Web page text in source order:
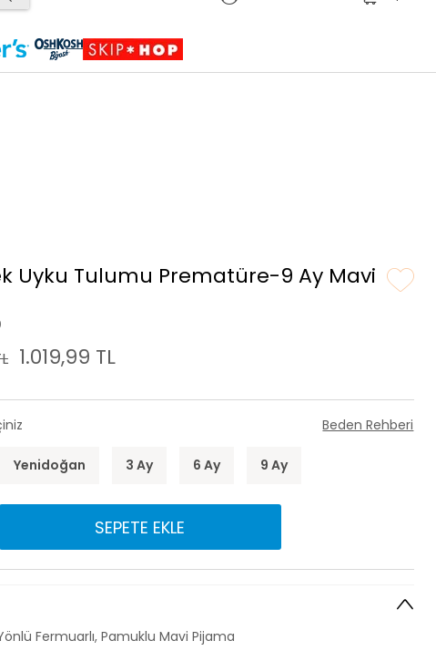
Uyku Tulumu Prematüre-9 Ay Mavi
1.019,99 TL
Beden Rehberi
Yenidoğan 3 Ay 6 Ay 9 Ay
SEPETE EKLE
Fermuarlı, Pamuklu Mavi Pijama